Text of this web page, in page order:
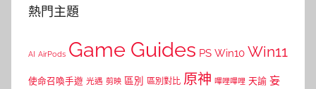
熱門主題
AI AirPods Game Guides PS Win10 Win11
使命召喚手遊 光遇 剪映 區別 區別對比 原神 嗶哩嗶哩 天諭 妄